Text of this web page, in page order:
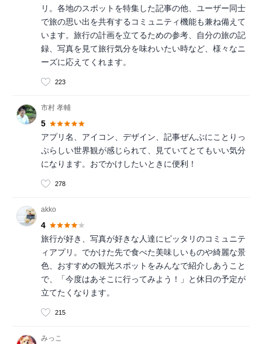
リ。各地のスポットを特集した記事の他、ユーザー同士
で旅の思い出を共有するコミュニティ機能も兼ね備えて
います。旅行の計画を立てるための参考、自分の旅の記
録、写真を見て旅行気分を味わいたい時など、様々なニ
ーズに応えてくれます。
223
市村 孝輔
5
アプリ名、アイコン、デザイン、記事ぜんぶにことりっ
ぷらしい世界観が感じられて、見ていてとてもいい気分
になります。おでかけしたいときに便利！
278
akko
4
旅行が好き、写真が好きな人達にピッタリのコミュニテ
ィアプリ。でかけた先で食べた美味しいものや綺麗な景
色、おすすめの観光スポットをみんなで紹介しあうこと
で、「今度はあそこに行ってみよう！」と休日の予定が
立てたくなります。
215
みっこ